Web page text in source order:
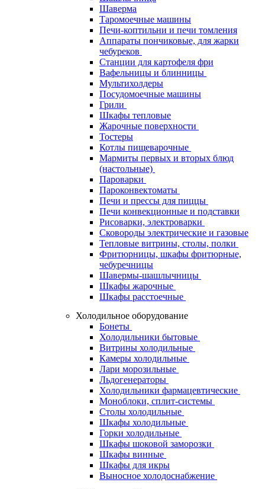
Шаверма
Таромоечные машины
Печи-коптильни и печи томления
Аппараты пончиковые, для жарки
чебуреков
Станции для картофеля фри
Вафельницы и блинницы
Мультихолдеры
Посудомоечные машины
Грили
Шкафы тепловые
Жарочные поверхности
Тостеры
Котлы пищеварочные
Мармиты первых и вторых блюд
(настольные)
Пароварки
Пароконвектоматы
Печи и прессы для пиццы
Печи конвекционные и подставки
Рисоварки, электроварки
Сковороды электрические и газовые
Тепловые витрины, столы, полки
Фритюрницы, шкафы фритюрные,
чебуречницы
Шавермы-шашлычницы
Шкафы жарочные
Шкафы расстоечные
Холодильное оборудование
Бонеты
Холодильники бытовые
Витрины холодильные
Камеры холодильные
Лари морозильные
Льдогенераторы
Холодильники фармацевтические
Моноблоки, сплит-системы
Столы холодильные
Шкафы холодильные
Горки холодильные
Шкафы шоковой заморозки
Шкафы винные
Шкафы для икры
Выносное холодоснабжение